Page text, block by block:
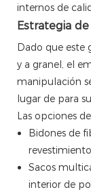
internos de
Estrategia
Dado que este
y a granel, el
manipulación
lugar de para
Las opciones
Bidones de
Sacos
interior de